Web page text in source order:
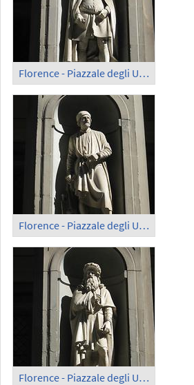
Florence - Piazzale degli Uffizi; Giotto
Florence - Piazzale degli Uffizi; Donatello
Florence - Piazzale degli Uffizi; Leonard da Vinci